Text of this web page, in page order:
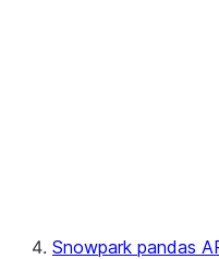
Snowpark pandas